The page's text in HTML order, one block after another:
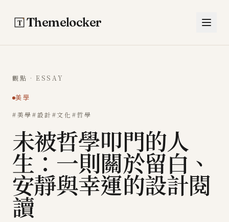
Themelocker
觀點 · ESSAY
美學
#美學#設計#文化 #哲學
未被哲學叩門的人
生：一則關於留白、
安靜與幸運的設計閱
讀